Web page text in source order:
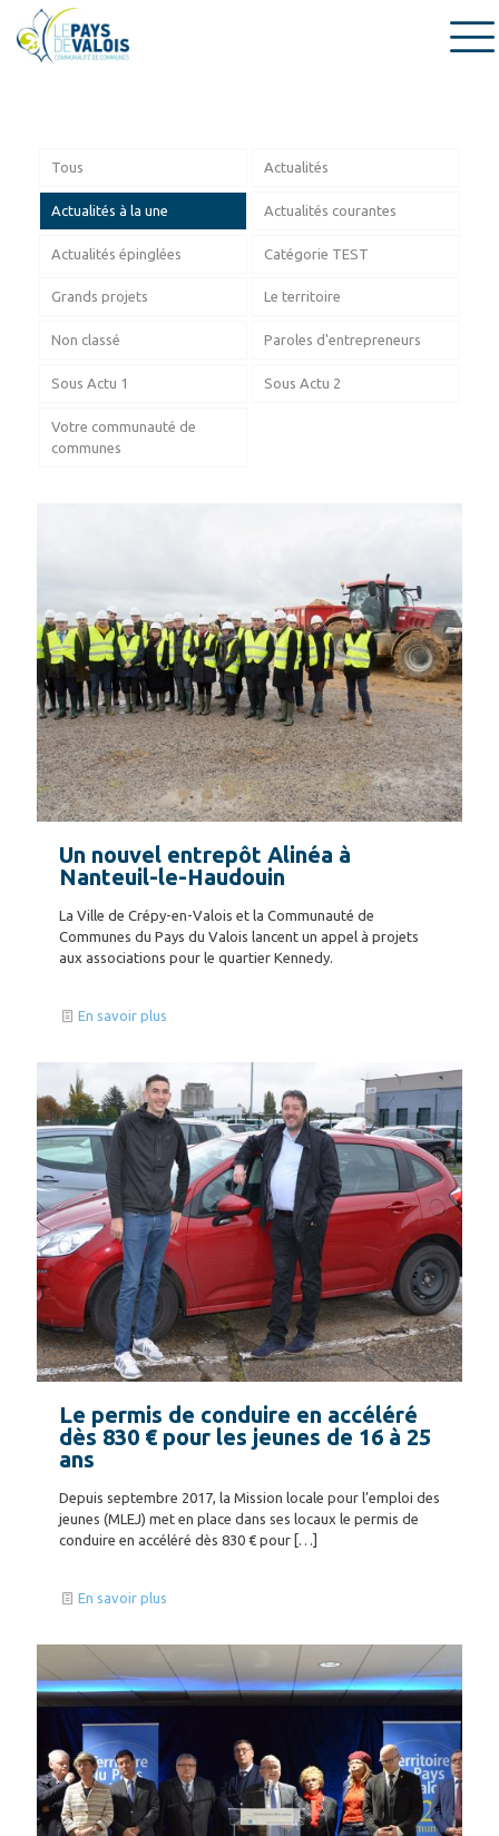
Tous Actualités
Actualités à la une Actualités courantes
Actualités épinglées Catégorie TEST
Grands projets Le territoire
Non classé Paroles d'entrepreneurs
Sous Actu 1 Sous Actu 2
Votre communauté de
communes
Un nouvel entrepôt Alinéa à
Nanteuil-le-Haudouin
La Ville de Crépy-en-Valois et la Communauté de
Communes du Pays du Valois lancent un appel à projets
aux associations pour le quartier Kennedy.
En savoir plus
Le permis de conduire en accéléré
dès 830 € pour les jeunes de 16 à 25
ans
Depuis septembre 2017, la Mission locale pour l’emploi des
jeunes (MLEJ) met en place dans ses locaux le permis de
conduire en accéléré dès 830 € pour […]
En savoir plus